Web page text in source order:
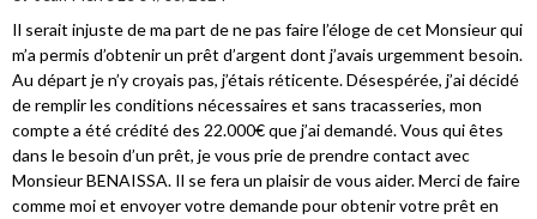
Il serait injuste de ma part de ne pas faire l’éloge de cet Monsieur qui
m’a permis d’obtenir un prêt d’argent dont j’avais urgemment besoin.
Au départ je n’y croyais pas, j’étais réticente. Désespérée, j’ai décidé
de remplir les conditions nécessaires et sans tracasseries, mon
compte a été crédité des 22.000€ que j’ai demandé. Vous qui êtes
dans le besoin d’un prêt, je vous prie de prendre contact avec
Monsieur BENAISSA. Il se fera un plaisir de vous aider. Merci de faire
comme moi et envoyer votre demande pour obtenir votre prêt en